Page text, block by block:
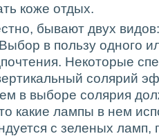
коже отдых.
бывают двух
в пользу одного
Некоторые
солярий
в выборе солярия
какие лампы в нем
с зеленых ламп,